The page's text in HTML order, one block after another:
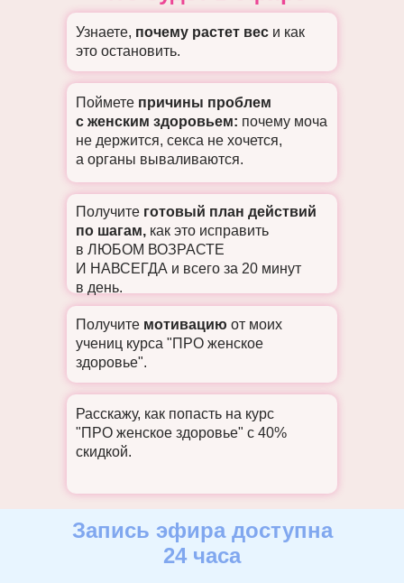
Узнаете, почему растет вес и как
это остановить.
Поймете причины проблем
с женским здоровьем: почему моча
не держится, секса не хочется,
а органы вываливаются.
Получите готовый план действий
по шагам, как это исправить
в ЛЮБОМ ВОЗРАСТЕ
И НАВСЕГДА и всего за 20 минут
в день.
Получите мотивацию от моих
учениц курса "ПРО женское
здоровье".
Расскажу, как попасть на курс
"ПРО женское здоровье" с 40%
скидкой.
Запись эфира доступна
24 часа